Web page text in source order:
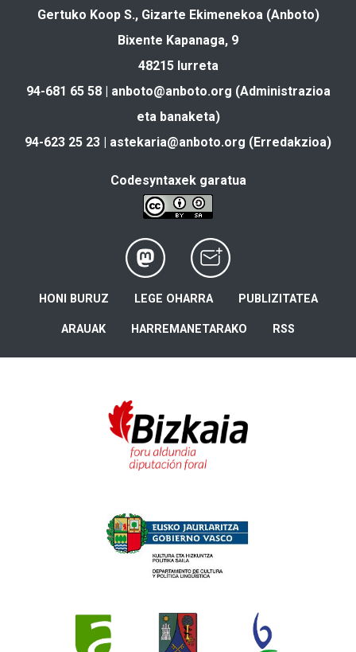
Gertuko Koop S., Gizarte Ekimenekoa (Anboto)
Bixente Kapanaga, 9
48215 Iurreta
94-681 65 58 | anboto@anboto.org (Administrazioa
eta banaketa)
94-623 25 23 | astekaria@anboto.org (Erredakzioa)
Codesyntaxek garatua
HONI BURUZ LEGE OHARRA PUBLIZITATEA
ARAUAK HARREMANETARAKO RSS